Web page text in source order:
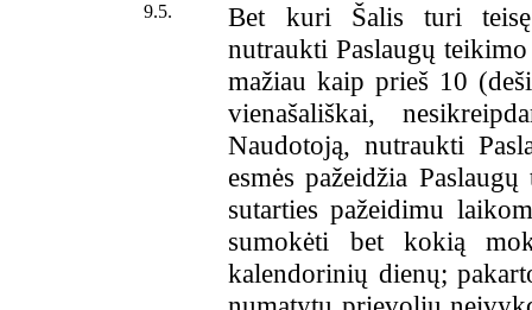
9.5.
Bet kuri Šalis turi teisę
nutraukti Paslaugų
mažiau kaip prieš 10
vienašališkai,
Naudotoją, nutraukti
esmės pažeidžia
sutarties pažeidimu
sumokėti bet kokią
kalendorinių dienų;